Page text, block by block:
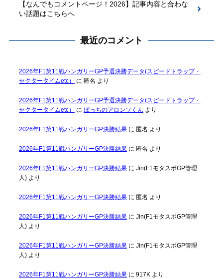
【なんでもコメントページ！2026】記事内容と合わな
い話題はこちらへ
最近のコメント
2026年F1第11戦ハンガリーGP予選決勝データ(スピードトラップ・
セクタータイムetc）
に 匿名 より
2026年F1第11戦ハンガリーGP予選決勝データ(スピードトラップ・
セクタータイムetc）
に ぼっちのアロンソくん より
2026年F1第11戦ハンガリーGP決勝結果に 匿名 より
2026年F1第11戦ハンガリーGP決勝結果に 匿名 より
2026年F1第11戦ハンガリーGP決勝結果に Jin(F1モタスポGP管理
人)より
2026年F1第11戦ハンガリーGP決勝結果に 匿名 より
2026年F1第11戦ハンガリーGP決勝結果に Jin(F1モタスポGP管理
人)より
2026年F1第11戦ハンガリーGP決勝結果に Jin(F1モタスポGP管理
人)より
2026年F1第11戦ハンガリーGP決勝結果に 917Kより